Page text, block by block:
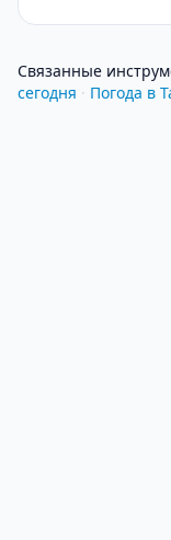
Связанные
сегодня · Погода в